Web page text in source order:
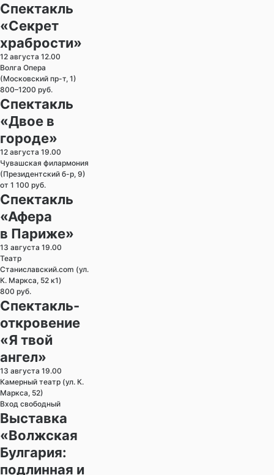
Спектакль
«Секрет
храбрости»
12 августа 12.00
Волга Опера
(Московский пр-т, 1)
800–1200 руб.
Спектакль
«Двое в
городе»
12 августа 19.00
Чувашская филармония
(Президентский б-р, 9)
от 1 100 руб.
Спектакль
«Афера
в Париже»
13 августа 19.00
Театр
Станиславский.com (ул.
К. Маркса, 52 к1)
800 руб.
Спектакль-
откровение
«Я твой
ангел»
13 августа 19.00
Камерный театр (ул. К.
Маркса, 52)
Вход свободный
Выставка
«Волжская
Булгария:
подлинная и